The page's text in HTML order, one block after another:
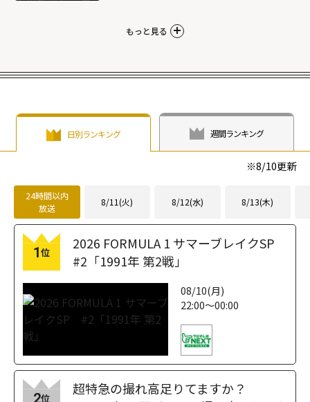
もっと見る
日別ランキング 週間ランキング
※8/10更新
24時間以内
放送
8/11(火) 8/12(水) 8/13(木)
1位
2026 FORMULA 1 サマーブレイクSP
#2「1991年 第2戦」
08/10(月)
22:00～00:00
2位
超特急の撮れ高足りてますか？